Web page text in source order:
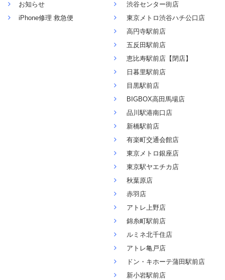
お知らせ
iPhone修理 救急便
渋谷センター街店
東京メトロ渋谷ハチ公口店
高円寺駅前店
五反田駅前店
恵比寿駅前店【閉店】
日暮里駅前店
目黒駅前店
BIGBOX高田馬場店
品川駅港南口店
新橋駅前店
有楽町交通会館店
東京メトロ銀座店
東京駅ヤエチカ店
秋葉原店
赤羽店
アトレ上野店
錦糸町駅前店
ルミネ北千住店
アトレ亀戸店
ドン・キホーテ蒲田駅前店
新小岩駅前店